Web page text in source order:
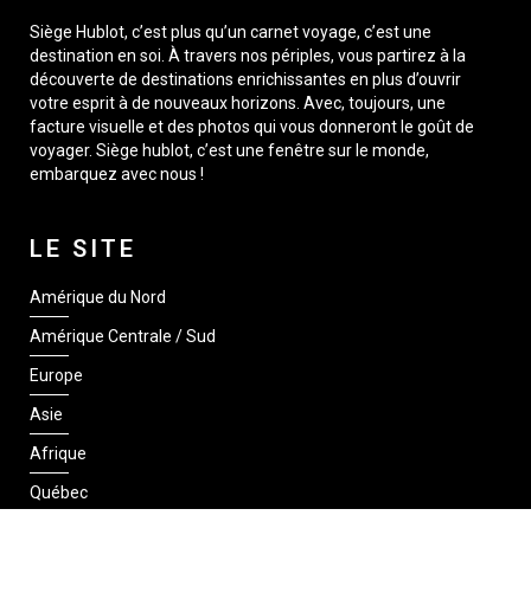
Siège Hublot, c’est plus qu’un carnet voyage, c’est une
destination en soi. À travers nos périples, vous partirez à la
découverte de destinations enrichissantes en plus d’ouvrir
votre esprit à de nouveaux horizons. Avec, toujours, une
facture visuelle et des photos qui vous donneront le goût de
voyager. Siège hublot, c’est une fenêtre sur le monde,
embarquez avec nous !
LE SITE
Amérique du Nord
Amérique Centrale / Sud
Europe
Asie
Afrique
Québec